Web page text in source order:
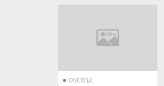
DSE常识